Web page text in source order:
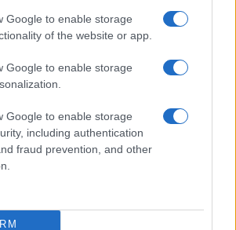
Google to enable storage
of the website or app.
Google to enable storage
Google to enable storage
including authentication
fraud prevention, and other
offerte di lavoro a Olbia e in Gallura
di rifiuti a Santa Teresa Gallura, la